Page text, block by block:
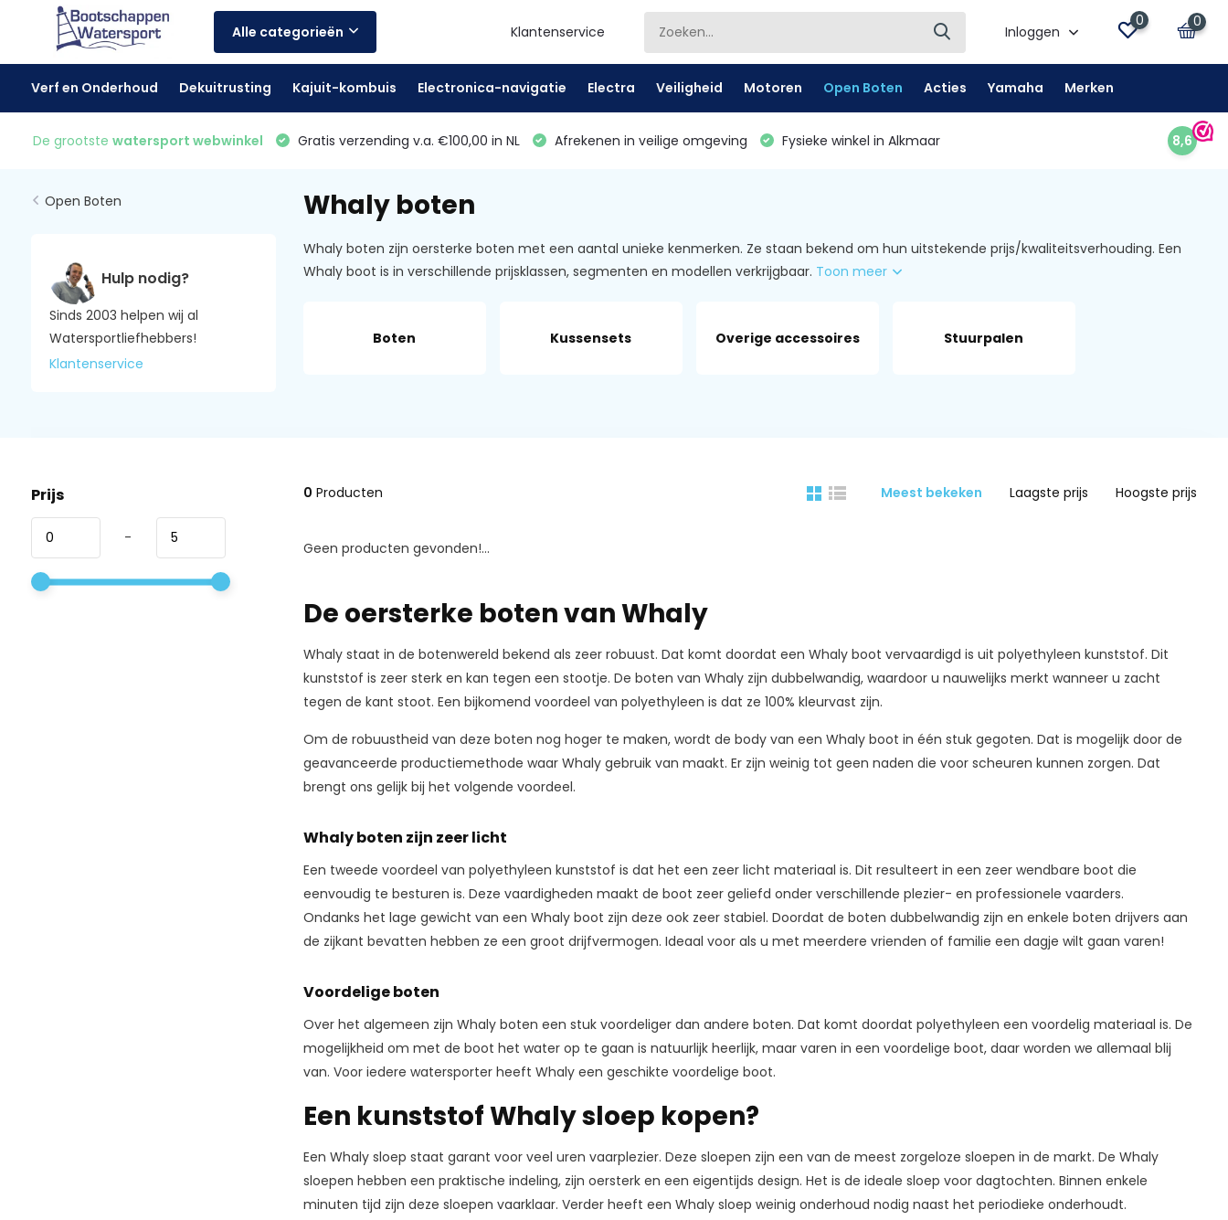
Alle categorieën Klantenservice Inloggen
0 0
Verf en Onderhoud Dekuitrusting Kajuit-kombuis Electronica-navigatie Electra Veiligheid Motoren Open Boten Acties Yamaha Merken
De grootste watersport webwinkel Gratis verzending v.a. €100,00 in NL Afrekenen in veilige omgeving Fysieke winkel in Alkmaar 8,6
Open Boten
Hulp nodig?
Sinds 2003 helpen wij al
Watersportliefhebbers!
Klantenservice
Whaly boten
Whaly boten zijn oersterke boten met een aantal unieke kenmerken. Ze staan bekend om hun uitstekende prijs/kwaliteitsverhouding. Een
Whaly boot is in verschillende prijsklassen, segmenten en modellen verkrijgbaar. Toon meer
Boten Kussensets Overige accessoires Stuurpalen
Prijs
-
0 Producten Meest bekeken Laagste prijs Hoogste prijs
Geen producten gevonden!...
De oersterke boten van Whaly
Whaly staat in de botenwereld bekend als zeer robuust. Dat komt doordat een Whaly boot vervaardigd is uit polyethyleen kunststof. Dit
kunststof is zeer sterk en kan tegen een stootje. De boten van Whaly zijn dubbelwandig, waardoor u nauwelijks merkt wanneer u zacht
tegen de kant stoot. Een bijkomend voordeel van polyethyleen is dat ze 100% kleurvast zijn.
Om de robuustheid van deze boten nog hoger te maken, wordt de body van een Whaly boot in één stuk gegoten. Dat is mogelijk door de
geavanceerde productiemethode waar Whaly gebruik van maakt. Er zijn weinig tot geen naden die voor scheuren kunnen zorgen. Dat
brengt ons gelijk bij het volgende voordeel.
Whaly boten zijn zeer licht
Een tweede voordeel van polyethyleen kunststof is dat het een zeer licht materiaal is. Dit resulteert in een zeer wendbare boot die
eenvoudig te besturen is. Deze vaardigheden maakt de boot zeer geliefd onder verschillende plezier- en professionele vaarders.
Ondanks het lage gewicht van een Whaly boot zijn deze ook zeer stabiel. Doordat de boten dubbelwandig zijn en enkele boten drijvers aan
de zijkant bevatten hebben ze een groot drijfvermogen. Ideaal voor als u met meerdere vrienden of familie een dagje wilt gaan varen!
Voordelige boten
Over het algemeen zijn Whaly boten een stuk voordeliger dan andere boten. Dat komt doordat polyethyleen een voordelig materiaal is. De
mogelijkheid om met de boot het water op te gaan is natuurlijk heerlijk, maar varen in een voordelige boot, daar worden we allemaal blij
van. Voor iedere watersporter heeft Whaly een geschikte voordelige boot.
Een kunststof Whaly sloep kopen?
Een Whaly sloep staat garant voor veel uren vaarplezier. Deze sloepen zijn een van de meest zorgeloze sloepen in de markt. De Whaly
sloepen hebben een praktische indeling, zijn oersterk en een eigentijds design. Het is de ideale sloep voor dagtochten. Binnen enkele
minuten tijd zijn deze sloepen vaarklaar. Verder heeft een Whaly sloep weinig onderhoud nodig naast het periodieke onderhoudt.